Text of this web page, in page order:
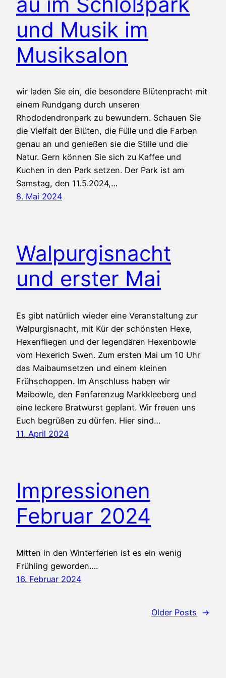
und Musik im
Musiksalon
wir laden Sie ein, die besondere Blütenpracht mit
einem Rundgang durch unseren
Rhododendronpark zu bewundern. Schauen Sie
die Vielfalt der Blüten, die Fülle und die Farben
genau an und genießen sie die Stille und die
Natur. Gern können Sie sich zu Kaffee und
Kuchen in den Park setzen. Der Park ist am
Samstag, den 11.5.2024,…
8. Mai 2024
Walpurgisnacht
und erster Mai
Es gibt natürlich wieder eine Veranstaltung zur
Walpurgisnacht, mit Kür der schönsten Hexe,
Hexenfliegen und der legendären Hexenbowle
vom Hexerich Swen. Zum ersten Mai um 10 Uhr
das Maibaumsetzen und einem kleinen
Frühschoppen. Im Anschluss haben wir
Maibowle, den Fanfarenzug Markkleeberg und
eine leckere Bratwurst geplant. Wir freuen uns
Euch begrüßen zu dürfen. Hier sind…
11. April 2024
Impressionen
Februar 2024
Mitten in den Winterferien ist es ein wenig
Frühling geworden….
16. Februar 2024
Older Posts →